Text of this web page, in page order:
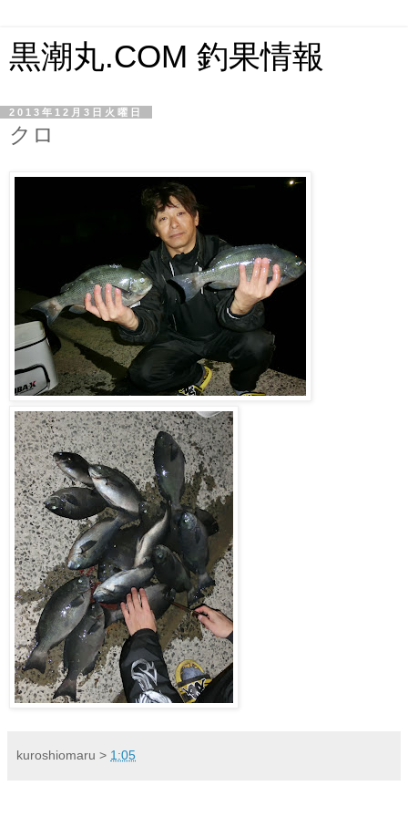
黒潮丸.COM 釣果情報
2013年12月3日火曜日
クロ
kuroshiomaru > 1:05